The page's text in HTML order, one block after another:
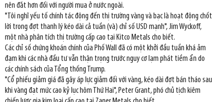
nên đắt hơn đối với người mua ở nước ngoài.
"Tôi nghĩ yếu tố chính tác động đến thị trường vàng và bạc là hoạt động chốt
lời trong đợt thanh lý kéo dài cả tuần (và) chỉ số USD mạnh", Jim Wyckoff,
một nhà phân tích thị trường cấp cao tại Kitco Metals cho biết.
Các chỉ số chứng khoán chính của Phố Wall đã có một khởi đầu tuần khá ảm
đạm khi các nhà đầu tư vẫn thận trọng trước nguy cơ lạm phát tiềm ẩn do
các chính sách của Tổng thống Trump.
"Cổ phiếu giảm giá đã gây áp lực giảm đối với vàng, kéo dài đợt bán tháo sau
khi vàng đạt mức cao kỷ lục hôm Thứ Hai", Peter Grant, phó chủ tịch kiêm